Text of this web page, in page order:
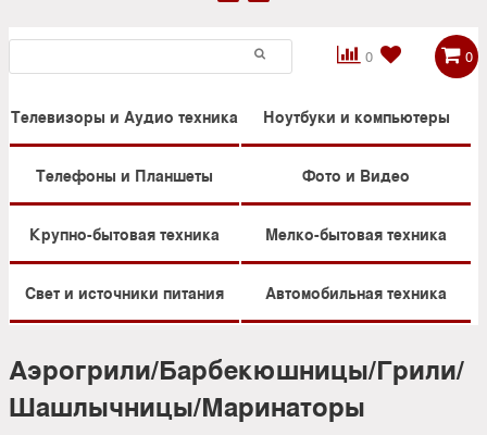
0

 0
Телевизоры и Аудио техника Ноутбуки и компьютеры
Телефоны и Планшеты Фото и Видео
Крупно-бытовая техника Мелко-бытовая техника
Свет и источники питания Автомобильная техника
Аэрогрили/Барбекюшницы/Грили/
Шашлычницы/Маринаторы